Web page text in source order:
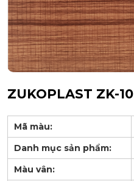
ZUKOPLAST ZK-10
Mã màu:
Danh mục sản phẩm:
Màu vân: